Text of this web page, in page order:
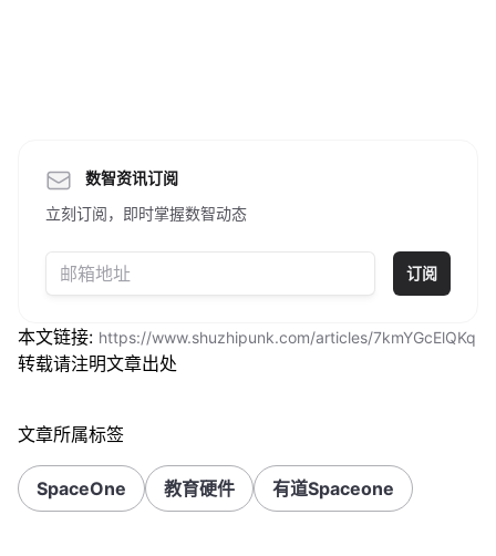
数智资讯订阅
立刻订阅，即时掌握数智动态
订阅
本文链接: https://www.shuzhipunk.com/articles/7kmYGcElQKq
转载请注明文章出处
文章所属标签
SpaceOne 教育硬件 有道Spaceone